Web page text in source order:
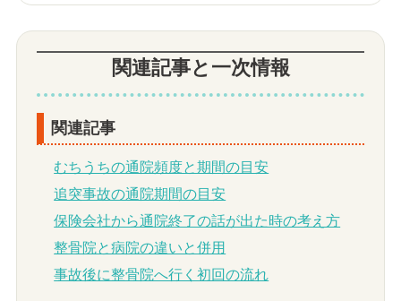
関連記事と一次情報
関連記事
むちうちの通院頻度と期間の目安
追突事故の通院期間の目安
保険会社から通院終了の話が出た時の考え方
整骨院と病院の違いと併用
事故後に整骨院へ行く初回の流れ